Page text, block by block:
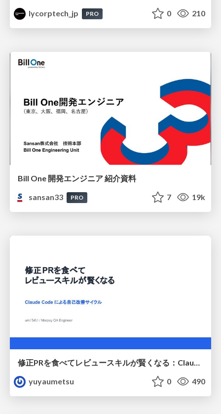
lycorptech_jp
PRO 0 210
Bill One 開発エンジニア 紹介資料
sansan33
PRO 7 19k
yuyaumetsu
0 490